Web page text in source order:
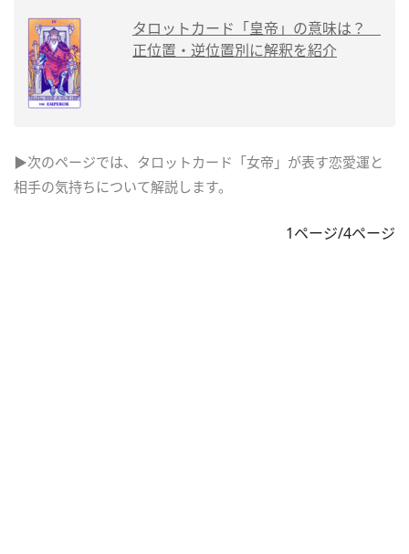
タロットカード「皇帝」の意味は？
正位置・逆位置別に解釈を紹介
▶次のページでは、タロットカード「女帝」が表す恋愛運と
相手の気持ちについて解説します。
1ページ/4ページ